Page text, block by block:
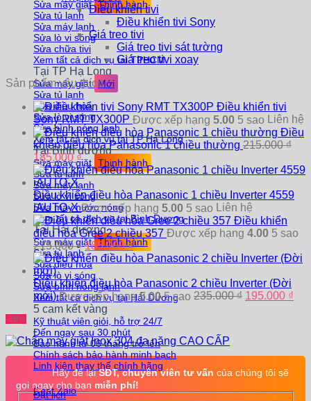
Sửa máy giặt
Sửa tủ lạnh
Sửa máy lạnh
Sửa lò vi sóng
Sửa chữa tivi
Xem tất cả dịch vụ tại TPHCM
Tại TP Hạ Long
Sửa máy giặt
Sửa tủ lạnh
Sửa điều hòa
Sửa lò vi sóng
Sửa bình nóng lạnh
Xem tất cả dịch vụ tại TP Hạ Long
Tại Bình dương
Sửa máy giặt
Sửa tủ lạnh
Sửa máy lạnh
Sửa lò vi sóng
Sửa máy nước nóng
Xem tất cả dịch vụ tại Bình Dương
Tại Hải dương
Sửa máy giặt
Sửa tủ lạnh
Sửa điều hòa
Sửa lò vi sóng
Sửa bình nóng lạnh
Xem tất cả dịch vụ tại Hải Dương
5 cam kết vàng
Kỹ thuật viên giỏi, hỗ trợ 24/7
Đến ngay sau 30 phút
Bảo hành từ 06 tháng trở lên
Chính sách bảo hành minh bạch
Linh kiện thay thế chính hãng
Chat Zalo
Đặt lịch
Điều khiển tivi
Điều khiển tivi Sony
Giá treo tivi
Giá treo tivi sát tường
Giá treo tivi xoay
Sản phẩm yêu thích
Điều khiển tivi
Sony RMT TX300P Được xếp hạng 5.00 5 sao
Liên hệ
Điều
khiển điều hòa Panasonic 1 chiều thường 215.000₫
Giá
gốc
là:
215.000 ₫.
185.000 ₫Giá
hiện
tại
là:
185.000 ₫.
Điều khiển điều hòa Panasonic 1 chiều Inverter 4559
iAUTO-X Được xếp hạng 5.00 5 sao
Liên hệ
Điều khiển
điều hòa Gree 2 chiều 357 Được xếp hạng 4.00 5 sao
215.000₫Giá
gốc
là:
215.000 ₫.
185.000₫Giá
hiện
là:
185.000 ₫.
Điều khiển điều hòa Panasonic 2 chiều Inverter (Đời
mới) Được xếp hạng5.005 sao 235.000₫ Giá
195.000 ₫
-38%
Hãy để lạiSĐT, chuyên viên tư vấn của chúng tôi sẽ
gọi ngay cho bạn miễn phí!